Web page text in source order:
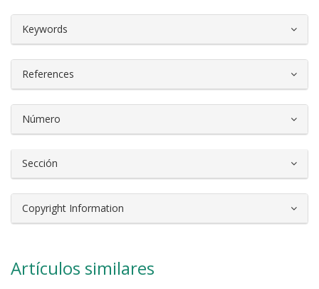
Keywords
References
Número
Sección
Copyright Information
Artículos similares